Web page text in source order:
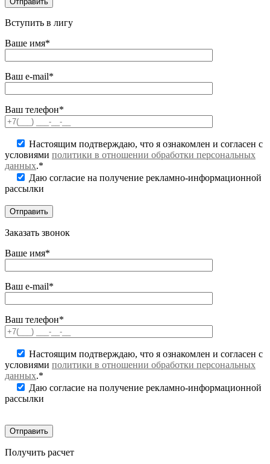
Вступить в лигу
Ваше имя*
Ваш e-mail*
Ваш телефон*
Настоящим подтверждаю, что я ознакомлен и согласен с
условиями политики в отношении обработки персональных
данных.*
Даю согласие на получение рекламно-информационной
рассылки
Заказать звонок
Ваше имя*
Ваш e-mail*
Ваш телефон*
Настоящим подтверждаю, что я ознакомлен и согласен с
условиями политики в отношении обработки персональных
данных.*
Даю согласие на получение рекламно-информационной
рассылки
Получить расчет